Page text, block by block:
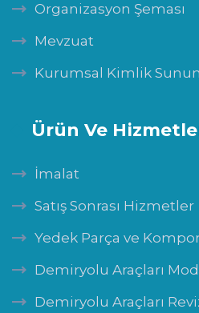
Organizasyon Şeması
Mevzuat
Kurumsal Kimlik
Ürün Ve
İmalat
Satış Sonrası Hizmetler
Yedek Parça ve
Demiryolu Araçları
Demiryolu Araçları